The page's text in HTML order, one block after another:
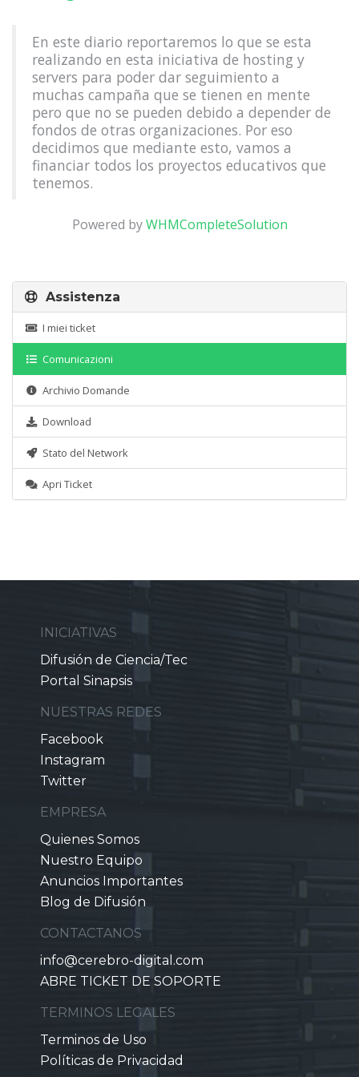
En este diario reportaremos lo que se esta
realizando en esta iniciativa de hosting y
servers para poder dar seguimiento a
muchas campaña que se tienen en mente
pero que no se pueden debido a depender de
fondos de otras organizaciones. Por eso
decidimos que mediante esto, vamos a
financiar todos los proyectos educativos que
tenemos.
Powered byWHMCompleteSolution
Assistenza
I miei ticket
Comunicazioni
Archivio Domande
Download
Stato del Network
Apri Ticket
INICIATIVAS
Difusión de Ciencia/Tec
Portal Sinapsis
NUESTRAS REDES
Facebook
Instagram
Twitter
EMPRESA
Quienes Somos
Nuestro Equipo
Anuncios Importantes
Blog de Difusión
CONTACTANOS
info@cerebro-digital.com
ABRE TICKET DE SOPORTE
TERMINOS LEGALES
Terminos de Uso
Políticas de Privacidad